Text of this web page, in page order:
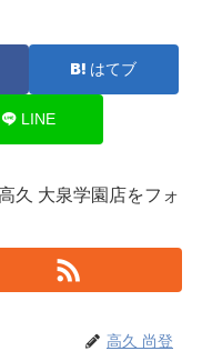
はてブ
LINE
久 大泉学園店をフォ
高久 尚登